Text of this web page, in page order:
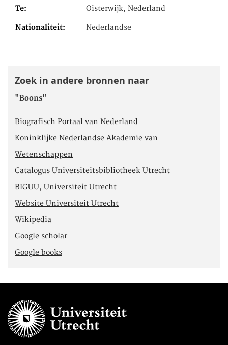
Te Oisterwijk, Nederland
Nationaliteit Nederlandse
Zoek in andere bronnen naar
"Boons"
Biografisch Portaal van Nederland
Koninklijke Nederlandse Akademie van
Wetenschappen
Catalogus Universiteitsbibliotheek Utrecht
BIGUU, Universiteit Utrecht
Website Universiteit Utrecht
Wikipedia
Google scholar
Google books